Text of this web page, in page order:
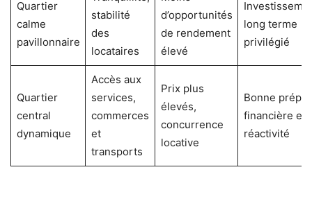
Quartier
calme
pavillonnaire
stabilité
des
locataires
d’opportunités
de rendement
élevé
long terme
privilégié
Quartier
central
dynamique
Accès aux
services,
commerces
et
transports
Prix plus
élevés,
concurrence
locative
Bonne
financière et
réactivité